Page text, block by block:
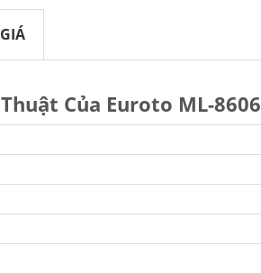
Của Euroto ML-8606